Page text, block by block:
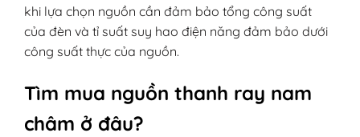
khi lựa chọn nguồn cần đảm bảo tổng công suất
của đèn và tỉ suất suy hao điện năng đảm bảo dưới
công suất thực của nguồn.
Tìm mua nguồn thanh ray nam
châm ở đâu?